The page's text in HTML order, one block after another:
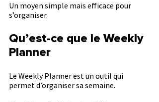
Un moyen simple mais efficace pour
s’organiser.
Qu’est-ce que le Weekly
Planner
Le Weekly Planner est un outil qui
permet d’organiser sa semaine.